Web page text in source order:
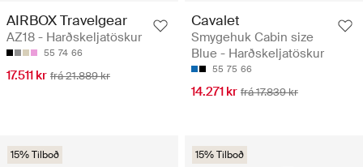
AIRBOX Travelgear
AZ18 - Harðskeljatöskur
55 74 66
17.511 kr frá 21.889 kr
Cavalet
Smygehuk Cabin size
Blue - Harðskeljatöskur
55 75 66
14.271 kr frá 17.839 kr
15% Tilboð 15% Tilboð